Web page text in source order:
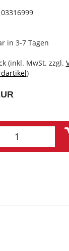
in 3-7 Tagen
(inkl. MwSt. zzgl.
)